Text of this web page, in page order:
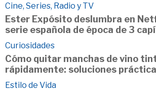
Cine, Series, Radio y TV
Ester Expósito deslumbra en
serie española de época de 3
Curiosidades
Cómo quitar manchas de vino
rápidamente: soluciones
Estilo de Vida